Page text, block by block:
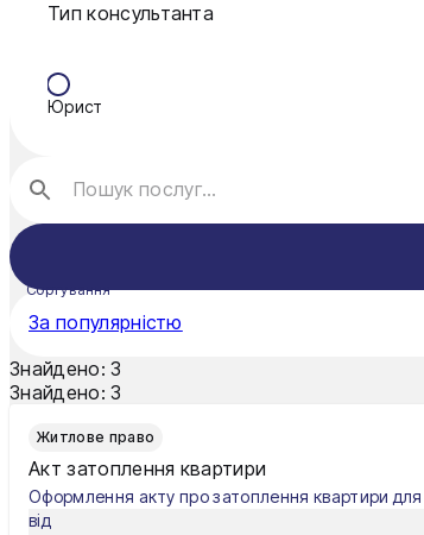
Харків
Шостка
Київ
Львів
Фінанси
Тип консультанта
Юрист
Сортування
За популярністю
Знайдено: 3
Знайдено: 3
Житлове право
Акт затоплення квартири
Оформлення акту про затоплення квартири для
від